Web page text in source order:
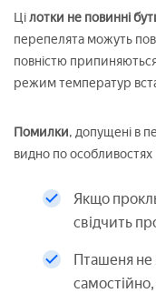
Цілотки не повинні
перепелята можуть
повністю
режим температур
Помилки, допущені в
видно по
Якщо
свідчить
Пташеня не